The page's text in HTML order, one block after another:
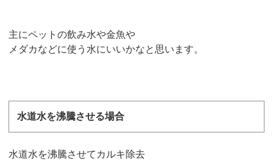
主にペットの飲み水や金魚や
メダカなどに使う水にいいかなと思います。
水道水を沸騰させる場合
水道水を沸騰させてカルキ除去